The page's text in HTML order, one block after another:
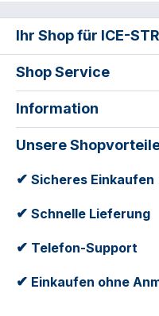
Ihr Shop für ICE-
Shop Service
Information
Unsere
✔ Sicheres Einkaufen
✔ Schnelle Lieferung
✔ Telefon-Support
✔ Einkaufen ohne